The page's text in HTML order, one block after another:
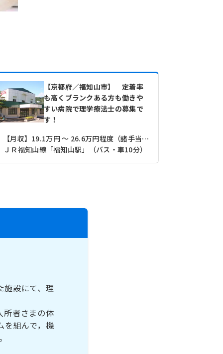
【京都府／福知山市】 定着率
も高くブランクある方も働きや
すい病院で理学療法士の募集で
す！
【月収】19.1万円 ～ 26.6万円程度（諸手当込）
ＪＲ福知山線「福知山駅」（バス・車10分）
施設にて、理
所者さまの体
を組んで，機